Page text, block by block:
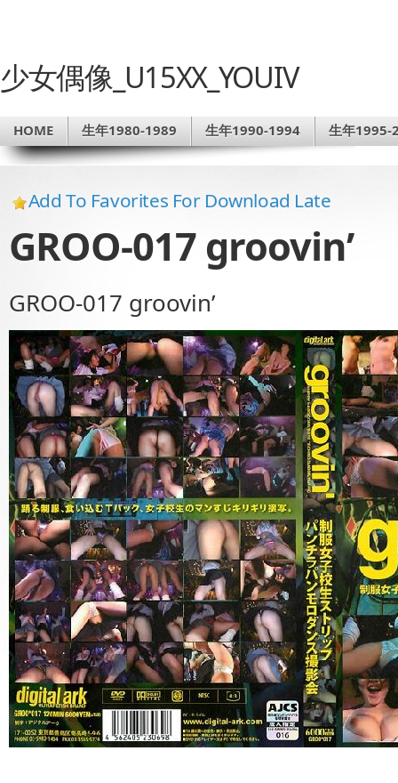
少女偶像_U15XX_YOUIV
HOME 生年1980-1989 生年1990-1994 生年1995-
Add To Favorites For Download Late
GROO-017 groovin’
GROO-017 groovin’